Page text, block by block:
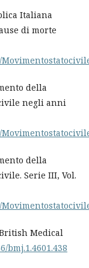
Italiana
di morte
della
negli anni
della
Serie III, Vol.
Medical
bmj.1.4601.438